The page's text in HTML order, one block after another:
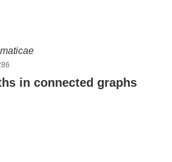
in connected graphs